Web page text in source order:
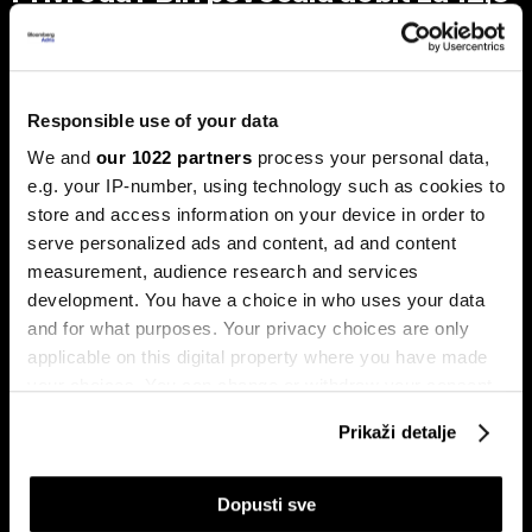
Responsible use of your data
We and our 1022 partners process your personal data,
e.g. your IP-number, using technology such as cookies to
store and access information on your device in order to
serve personalized ads and content, ad and content
measurement, audience research and services
development. You have a choice in who uses your data
and for what purposes. Your privacy choices are only
applicable on this digital property where you have made
If you allow, we would also like to:
Prikaži detalje
Dopusti sve
posto, ali troškovi rada rastu
dvostruko brže
privatni sektor ostaje ključni nosilac ekonomskog rasta.
Od ukupno 28.634 privredna društva u Federaciji, čak 98,6
posto čine privatne kompanije, koje ostvaruju 90 posto
ukupnih prihoda i 95 posto ukupne dobiti.
za zaposlene na nivou BiH
Drvna industrija BiH izlazi iz
od Evrope